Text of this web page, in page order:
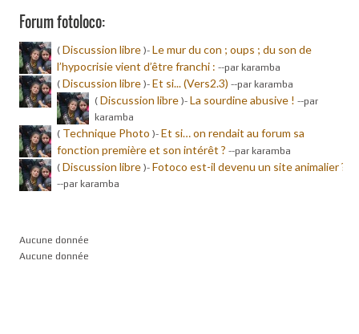
Forum fotoloco:
( Discussion libre )- Le mur du con ; oups ; du son de
l’hypocrisie vient d’être franchi : --par karamba
( Discussion libre )- Et si... (Vers2.3) --par karamba
( Discussion libre )- La sourdine abusive ! --par
karamba
( Technique Photo )- Et si… on rendait au forum sa
fonction première et son intérêt ? --par karamba
( Discussion libre )- Fotoco est-il devenu un site animalier ?
--par karamba
Aucune donnée
Aucune donnée